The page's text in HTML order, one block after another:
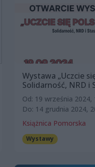
Wystawa „Uczcie
Solidarność, NRD i
Od: 19 września 2024,
Do: 14 grudnia 2024,
Książnica Pomorska
Wystawy